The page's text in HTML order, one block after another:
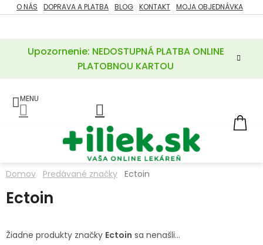
Prejsť
na
Upozornenie: NEDOSTUPNÁ PLATBA ONLINE
PLATOBNOU KARTOU
O NÁS DOPRAVA A PLATBA BLOG KONTAKT MOJA OBJEDNÁVKA
ZĽAVY
POTREBY
A
LIEKY
A
MINERÁLY
KOZMETIKA
Domov Predávané značky Ectoin
Ectoin
Žiadne produkty značky Ectoin sa nenašli...